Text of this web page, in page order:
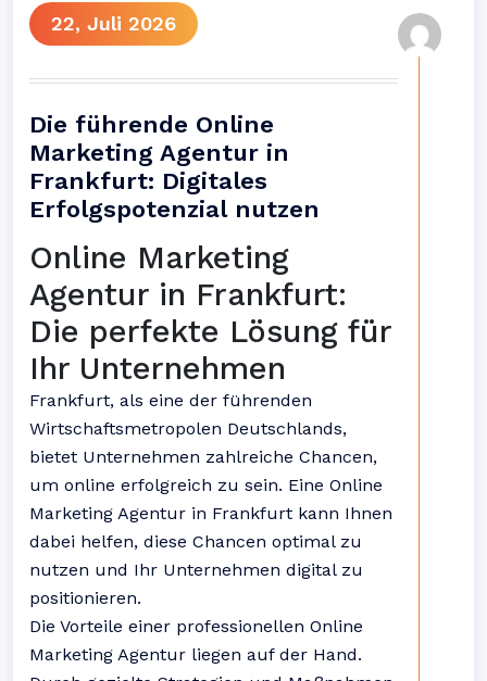
22, Juli 2026
Die führende Online
Marketing Agentur in
Frankfurt: Digitales
Erfolgspotenzial nutzen
Online Marketing
Agentur in Frankfurt:
Die perfekte Lösung für
Ihr Unternehmen
Frankfurt, als eine der führenden
Wirtschaftsmetropolen Deutschlands,
bietet Unternehmen zahlreiche Chancen,
um online erfolgreich zu sein. Eine Online
Marketing Agentur in Frankfurt kann Ihnen
dabei helfen, diese Chancen optimal zu
nutzen und Ihr Unternehmen digital zu
positionieren.
Die Vorteile einer professionellen Online
Marketing Agentur liegen auf der Hand.